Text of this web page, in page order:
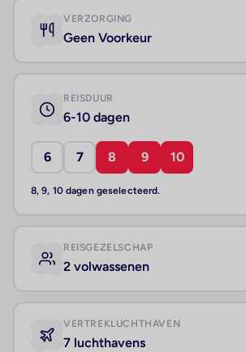
VERZORGING
Geen Voorkeur
REISDUUR
6-10 dagen
6 7 8 9 10
8, 9, 10 dagen geselecteerd.
REISGEZELSCHAP
2 volwassenen
VERTREKLUCHTHAVEN
7 luchthavens